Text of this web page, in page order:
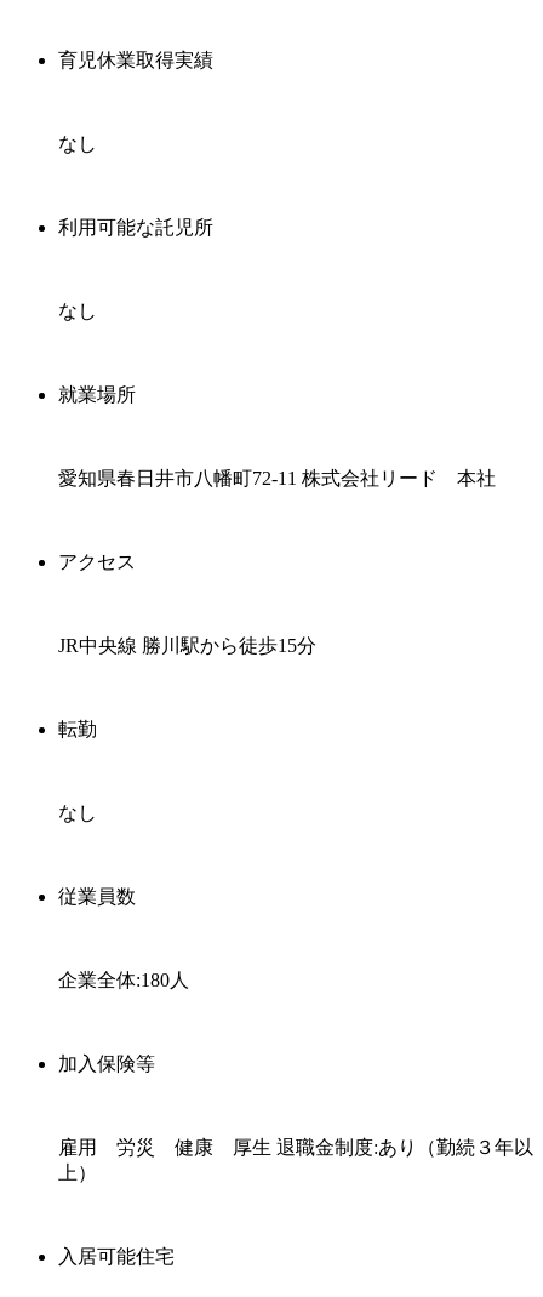
育児休業取得実績
なし
利用可能な託児所
なし
就業場所
愛知県春日井市八幡町72-11 株式会社リード 本社
アクセス
JR中央線 勝川駅から徒歩15分
転勤
なし
従業員数
企業全体:180人
加入保険等
雇用 労災 健康 厚生 退職金制度:あり（勤続３年以
上）
入居可能住宅